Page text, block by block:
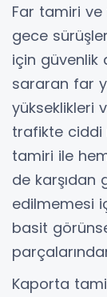
Far tamiri ve
gece
için güvenlik
sararan far
yükseklikleri
trafikte ciddi
tamiri ile
de karşıdan
edilmemesi
basit
Kaporta